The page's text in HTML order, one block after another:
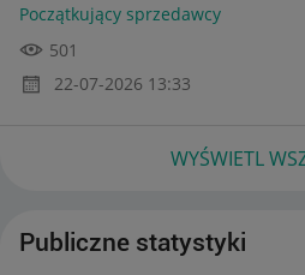
Początkujący sprzedawcy
501
‎22-07-2026 13:33
WYŚWIETL
Publiczne statystyki